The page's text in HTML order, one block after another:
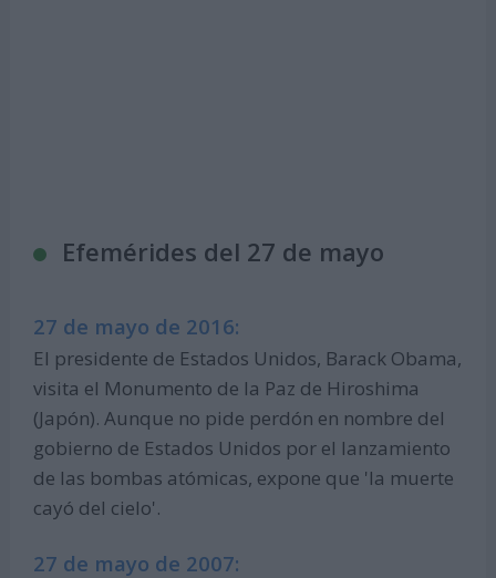
Efemérides del 27 de mayo
27 de mayo de 2016:
El presidente de Estados Unidos, Barack Obama,
visita el Monumento de la Paz de Hiroshima
(Japón). Aunque no pide perdón en nombre del
gobierno de Estados Unidos por el lanzamiento
de las bombas atómicas, expone que 'la muerte
cayó del cielo'.
27 de mayo de 2007: